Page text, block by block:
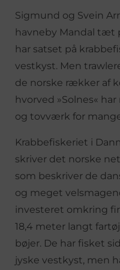
Sigmund og Svein
havneby Mandal tæt
har satset på
vestkyst. Men
de norske rækker af
hvorved »Solnes«
og tovværk for
Krabbefiskeriet i
skriver det norske
som beskriver de
og meget
investeret omkring
18,4 meter langt
bøjer. De har fisket
jyske vestkyst, men